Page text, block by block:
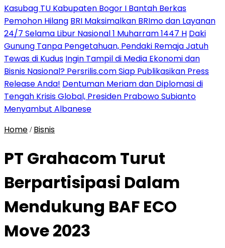
Kasubag TU Kabupaten Bogor I Bantah Berkas
Pemohon Hilang BRI Maksimalkan BRImo dan Layanan
24/7 Selama Libur Nasional 1 Muharram 1447 H Daki
Gunung Tanpa Pengetahuan, Pendaki Remaja Jatuh
Tewas di Kudus Ingin Tampil di Media Ekonomi dan
Bisnis Nasional? Persrilis.com Siap Publikasikan Press
Release Anda! Dentuman Meriam dan Diplomasi di
Tengah Krisis Global, Presiden Prabowo Subianto
Menyambut Albanese
Home / Bisnis
PT Grahacom Turut
Berpartisipasi Dalam
Mendukung BAF ECO
Move 2023